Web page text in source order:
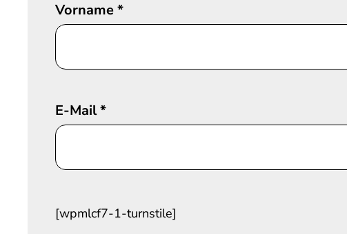
Vorname*
E-Mail*
[wpmlcf7-1-turnstile]